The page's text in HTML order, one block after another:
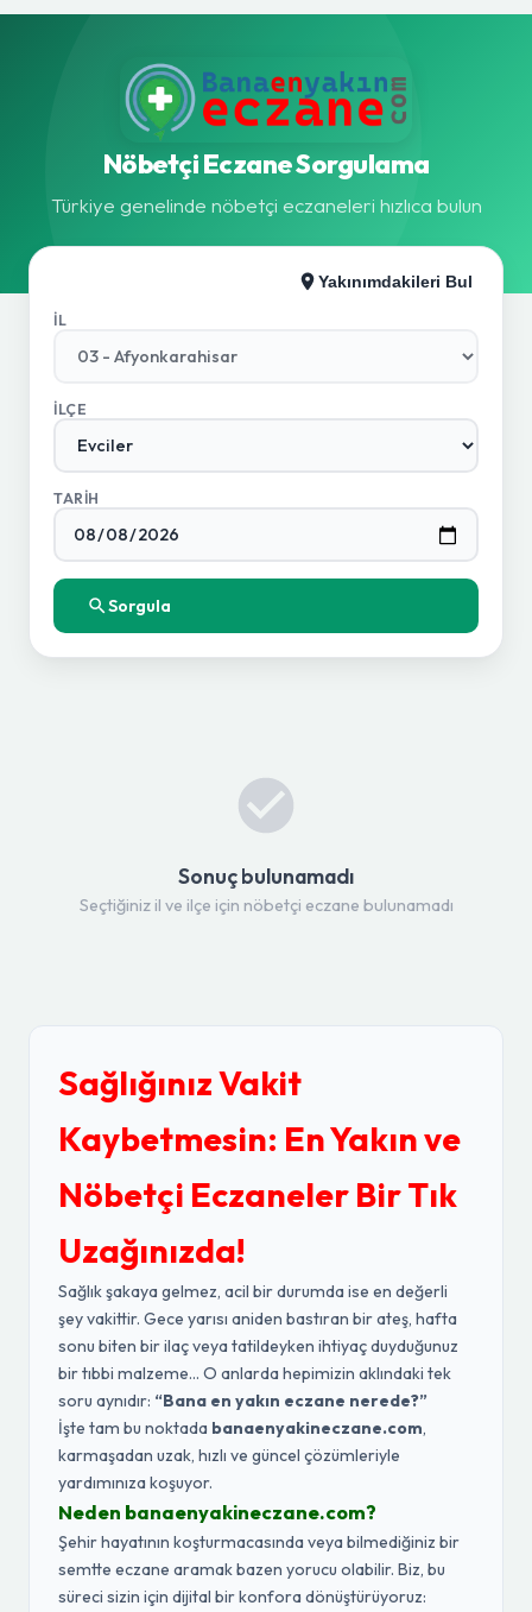
Nöbetçi Eczane Sorgulama
Türkiye genelinde nöbetçi eczaneleri hızlıca bulun
Yakınımdakileri Bul
İL
İLÇE
TARIH
Sorgula
Sonuç bulunamadı
Seçtiğiniz il ve ilçe için nöbetçi eczane bulunamadı
Sağlığınız Vakit
Kaybetmesin: En Yakın ve
Nöbetçi Eczaneler Bir Tık
Uzağınızda!
Sağlık şakaya gelmez, acil bir durumda ise en değerli
şey vakittir. Gece yarısı aniden bastıran bir ateş, hafta
sonu biten bir ilaç veya tatildeyken ihtiyaç duyduğunuz
bir tıbbi malzeme... O anlarda hepimizin aklındaki tek
soru aynıdır: “Bana en yakın eczane nerede?”
İşte tam bu noktada banaenyakineczane.com,
karmaşadan uzak, hızlı ve güncel çözümleriyle
yardımınıza koşuyor.
Neden banaenyakineczane.com?
Şehir hayatının koşturmacasında veya bilmediğiniz bir
semtte eczane aramak bazen yorucu olabilir. Biz, bu
süreci sizin için dijital bir konfora dönüştürüyoruz: